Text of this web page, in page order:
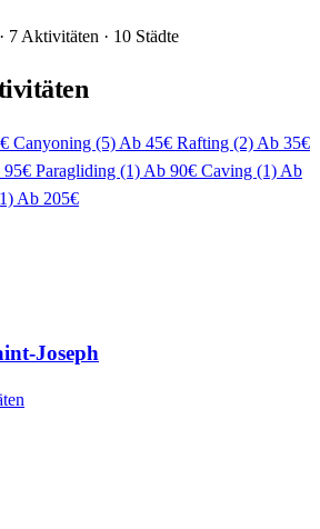
7 Aktivitäten · 10 Städte
Canyoning (5) Ab 45€ Rafting (2) Ab 35€
95€ Paragliding (1) Ab 90€ Caving (1) Ab
Ab 205€
Joseph